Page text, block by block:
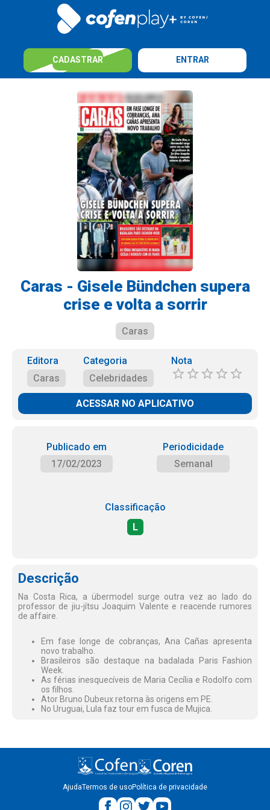
CADASTRAR ENTRAR
Caras - Gisele Bündchen supera
crise e volta a sorrir
Caras
Editora
Caras
Categoria
Celebridades
Nota
ACESSAR NO APLICATIVO
Publicado em
17/02/2023
Periodicidade
Semanal
Classificação
L
Descrição
Na Costa Rica, a übermodel surge outra vez ao lado do
professor de jiu-jítsu Joaquim Valente e reacende rumores
de affaire.
Em fase longe de cobranças, Ana Cañas apresenta
novo trabalho.
Brasileiros são destaque na badalada Paris Fashion
Week.
As férias inesquecíveis de Maria Cecília e Rodolfo com
os filhos.
Ator Bruno Dubeux retorna às origens em PE.
No Uruguai, Lula faz tour em fusca de Mujica.
AjudaTermos de usoPolítica de privacidade